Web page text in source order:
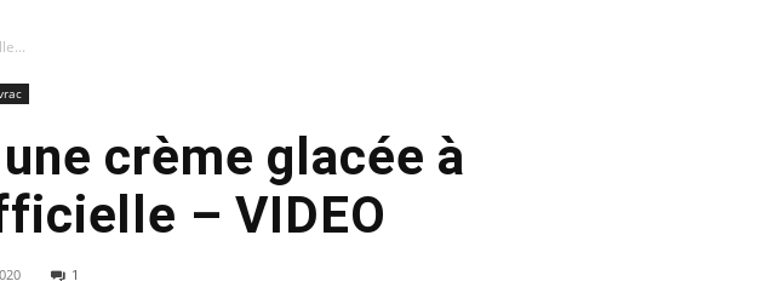
crème glacée à
– VIDEO
1